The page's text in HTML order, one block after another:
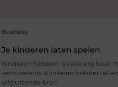
Business
Je kinderen laten spelen
Kinderen hebben is vaak erg leuk,
vermoeiend. Kinderen hebben af
uitputtende bron